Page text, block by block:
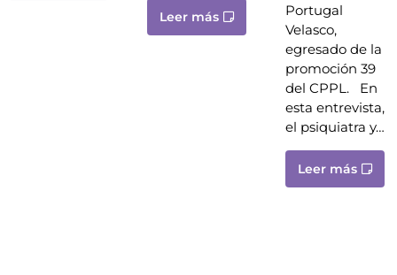
Leer más
Portugal
Velasco,
egresado de la
promoción 39
del CPPL. En
esta entrevista,
el psiquiatra y…
Leer más